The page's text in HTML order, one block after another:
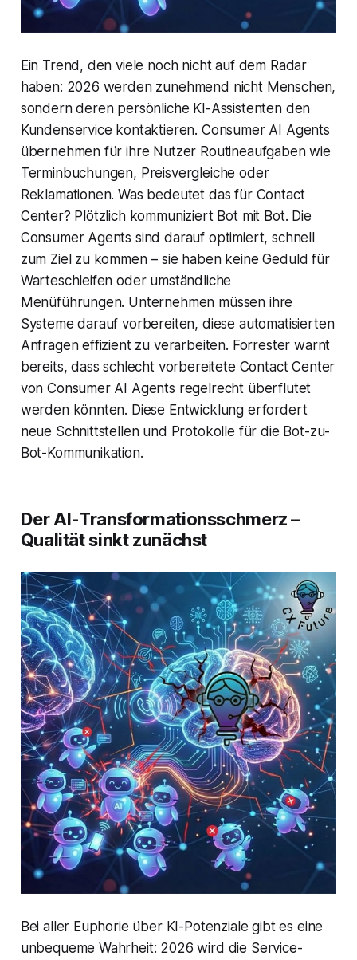
Ein Trend, den viele noch nicht auf dem Radar
haben: 2026 werden zunehmend nicht Menschen,
sondern deren persönliche KI-Assistenten den
Kundenservice kontaktieren. Consumer AI Agents
übernehmen für ihre Nutzer Routineaufgaben wie
Terminbuchungen, Preisvergleiche oder
Reklamationen. Was bedeutet das für Contact
Center? Plötzlich kommuniziert Bot mit Bot. Die
Consumer Agents sind darauf optimiert, schnell
zum Ziel zu kommen – sie haben keine Geduld für
Warteschleifen oder umständliche
Menüführungen. Unternehmen müssen ihre
Systeme darauf vorbereiten, diese automatisierten
Anfragen effizient zu verarbeiten. Forrester warnt
bereits, dass schlecht vorbereitete Contact Center
von Consumer AI Agents regelrecht überflutet
werden könnten. Diese Entwicklung erfordert
neue Schnittstellen und Protokolle für die Bot-zu-
Bot-Kommunikation.
Der AI-Transformationsschmerz –
Qualität sinkt zunächst
Bei aller Euphorie über KI-Potenziale gibt es eine
unbequeme Wahrheit: 2026 wird die Service-